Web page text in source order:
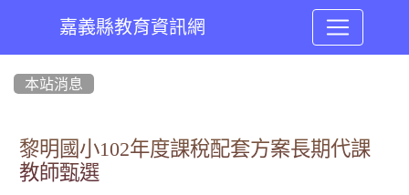
嘉義縣教育資訊網
本站消息
黎明國小102年度課稅配套方案長期代課
教師甄選